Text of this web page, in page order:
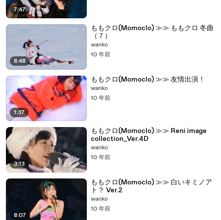
7:47
8:48
ももクロ(Momoclo) ≫≫ ももクロ 冬曲
（７）
wanko
10 年前
1:37
ももクロ(Momoclo) ≫≫ 友情出演！
wanko
10 年前
3:13
ももクロ(Momoclo) ≫≫ Reni image
collection_Ver.4D
wanko
10 年前
8:07
ももクロ(Momoclo) ≫≫ 白いキミノア
ト？ Ver.2
wanko
10 年前